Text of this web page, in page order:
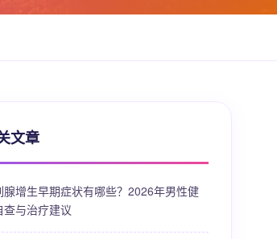
文章
腺增生早期症状有哪些？2026年男性健
查与治疗建议